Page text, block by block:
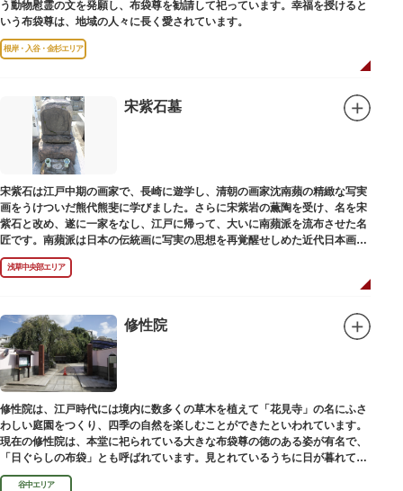
う動物慰霊の文を発願し、布袋尊を勧請して祀っています。幸福を授けると
いう布袋尊は、地域の人々に長く愛されています。
根岸・入谷・金杉エリア
宋紫石墓
宋紫石は江戸中期の画家で、長崎に遊学し、清朝の画家沈南蘋の精緻な写実
画をうけついだ熊代熊斐に学びました。さらに宋紫岩の薫陶を受け、名を宋
紫石と改め、遂に一家をなし、江戸に帰って、大いに南蘋派を流布させた名
匠です。南蘋派は日本の伝統画に写実の思想を再覚醒せしめた近代日本画壇
の源流です。お墓は徳本寺（とくほんじ）境内にあります。
浅草中央部エリア
修性院
修性院は、江戸時代には境内に数多くの草木を植えて「花見寺」の名にふさ
わしい庭園をつくり、四季の自然を楽しむことができたといわれています。
現在の修性院は、本堂に祀られている大きな布袋尊の徳のある姿が有名で、
「日ぐらしの布袋」とも呼ばれています。見とれているうちに日が暮れてし
まった、という言い伝えです。
谷中エリア